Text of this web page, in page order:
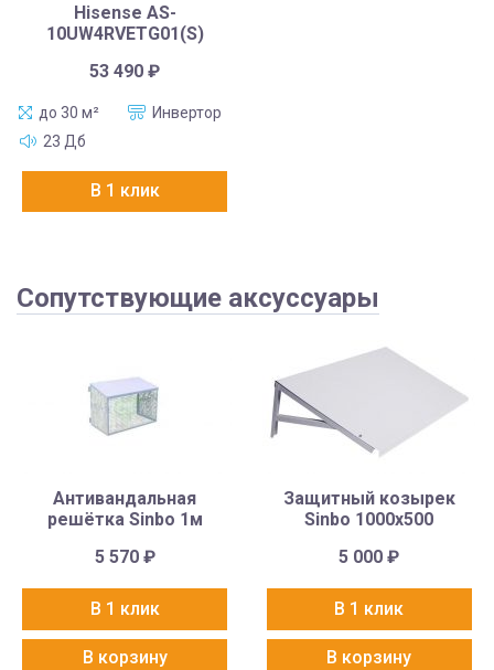
Hisense AS-
10UW4RVETG01(S)
53 490₽
до 30 м²
Инвертор
23 Дб
В 1 клик
Сопутствующие аксуссуары
Антивандальная
решётка Sinbo 1м
5 570 ₽
В 1 клик
В корзину
Защитный козырек
Sinbo 1000х500
5 000₽
В 1 клик
В корзину